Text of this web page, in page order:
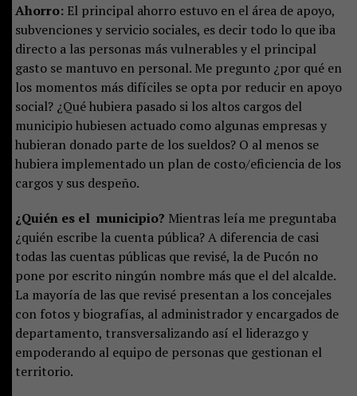
Ahorro:El principal ahorro estuvo en el área de apoyo,
subvenciones y servicio sociales, es decir todo lo que iba
directo a las personas más vulnerables y el principal
gasto se mantuvo en personal. Me pregunto ¿por qué en
los momentos más difíciles se opta por reducir en apoyo
social? ¿Qué hubiera pasado si los altos cargos del
municipio hubiesen actuado como algunas empresas y
hubieran donado parte de los sueldos? O al menos se
hubiera implementado un plan de costo/eficiencia de los
cargos y sus despeño.
¿Quién es el municipio? Mientras leía me preguntaba
¿quién escribe la cuenta pública? A diferencia de casi
todas las cuentas públicas que revisé, la de Pucón no
pone por escrito ningún nombre más que el del alcalde.
La mayoría de las que revisé presentan a los concejales
con fotos y biografías, al administrador y encargados de
departamento, transversalizando así el liderazgo y
empoderando al equipo de personas que gestionan el
territorio.